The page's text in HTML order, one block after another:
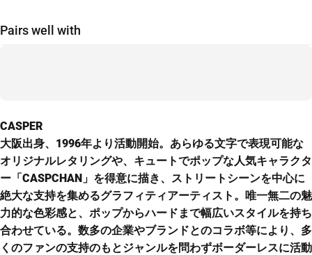
Pairs well with
CASPER
大阪出身、1996年より活動開始。あらゆる文字で表現可能な
オリジナルレタリングや、キュートでポップな人気キャラクタ
ー「CASPCHAN」を得意に描き、ストリートシーンを中心に
絶大な支持を集めるグラフィティアーティスト。唯一無二の魅
力的な色彩感と、ポップからハードまで幅広いスタイルを持ち
合わせている。数多の企業やブランドとのコラボ等により、多
くのファンの支持のもとジャンルを問わずボーダーレスに活動